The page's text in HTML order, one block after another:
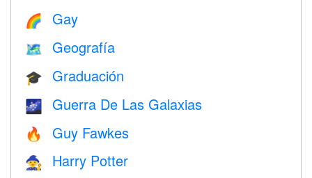
🌈 Gay
🗺 Geografía
🎓 Graduación
🌌 Guerra De Las Galaxias
🔥 Guy Fawkes
🧙 Harry Potter